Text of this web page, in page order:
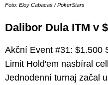
Foto: Eloy Cabacas / PokerStars
Dalibor Dula ITM v
Akční Event #31: $1.500
Limit Hold'em nasbíral
Jednodenní turnaj začal